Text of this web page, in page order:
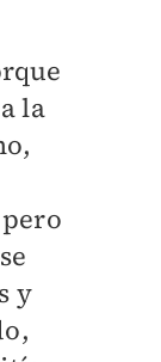
la
y